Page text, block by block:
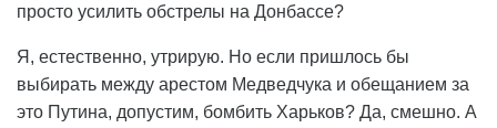
просто усилить обстрелы на Донбассе?
Я, естественно, утрирую. Но если пришлось бы
выбирать между арестом Медведчука и обещанием за
это Путина, допустим, бомбить Харьков? Да, смешно. А